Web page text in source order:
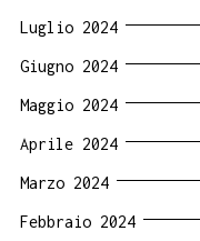
Luglio 2024
Giugno 2024
Maggio 2024
Aprile 2024
Marzo 2024
Febbraio 2024